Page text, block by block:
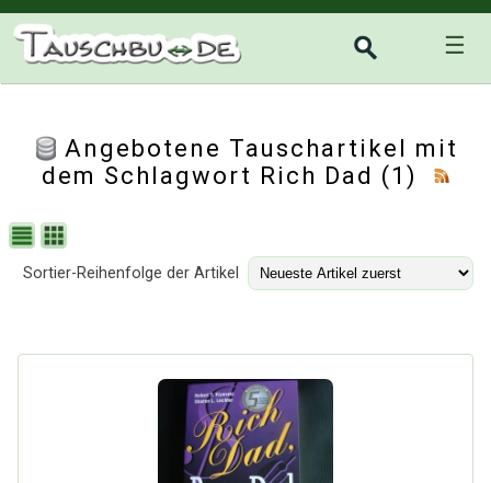
☰
Angebotene Tauschartikel mit
dem Schlagwort Rich Dad (1)
Sortier-Reihenfolge der Artikel